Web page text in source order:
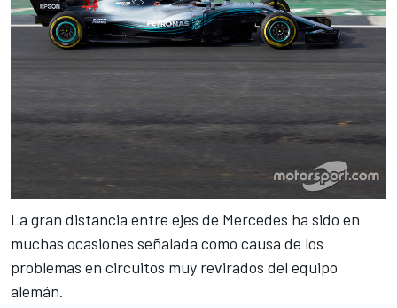
La gran distancia entre ejes de Mercedes ha sido en
muchas ocasiones señalada como causa de los
problemas en circuitos muy revirados del equipo
alemán.